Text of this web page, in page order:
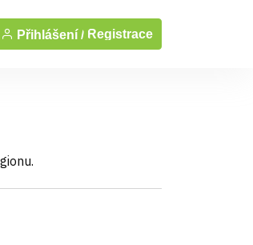
Přihlášení / Registrace